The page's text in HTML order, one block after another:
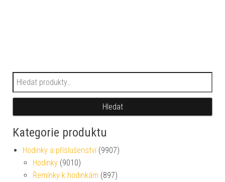
Hledat:
Hledat
Kategorie produktu
Hodinky a příslušenství (9907)
Hodinky (9010)
Řemínky k hodinkám (897)